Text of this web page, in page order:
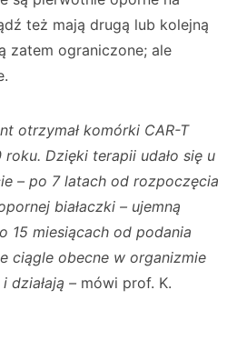
też mają drugą lub kolejną
zatem ograniczone; ale
otrzymał komórki CAR-T
Dzięki terapii udało się u
– po 7 latach od rozpoczęcia
białaczki – ujemną
15 miesiącach od podania
ciągle obecne w organizmie
działają – mówi prof. K.